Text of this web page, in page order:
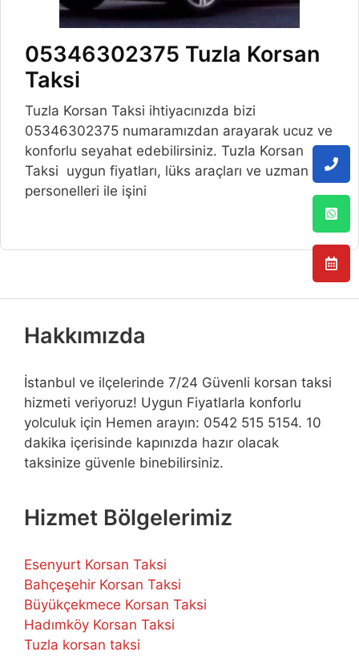
05346302375 Tuzla Korsan
Taksi
Tuzla Korsan Taksi ihtiyacınızda bizi
05346302375 numaramızdan arayarak ucuz ve
konforlu seyahat edebilirsiniz. Tuzla Korsan
Taksi uygun fiyatları, lüks araçları ve uzman
personelleri ile işini
Hakkımızda
İstanbul ve ilçelerinde 7/24 Güvenli korsan taksi
hizmeti veriyoruz! Uygun Fiyatlarla konforlu
yolculuk için Hemen arayın: 0542 515 5154. 10
dakika içerisinde kapınızda hazır olacak
taksinize güvenle binebilirsiniz.
Hizmet Bölgelerimiz
Esenyurt Korsan Taksi
Bahçeşehir Korsan Taksi
Büyükçekmece Korsan Taksi
Hadımköy Korsan Taksi
Tuzla korsan taksi